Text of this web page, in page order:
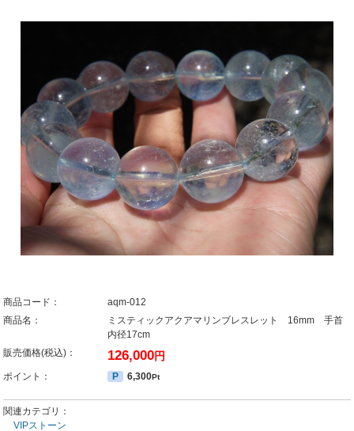
商品コード：
aqm-012
商品名：
ミスティックアクアマリンブレスレット 16mm 手首
内径17cm
販売価格(税込)：
126,000円
ポイント： P 6,300Pt
関連カテゴリ：
VIPストーン